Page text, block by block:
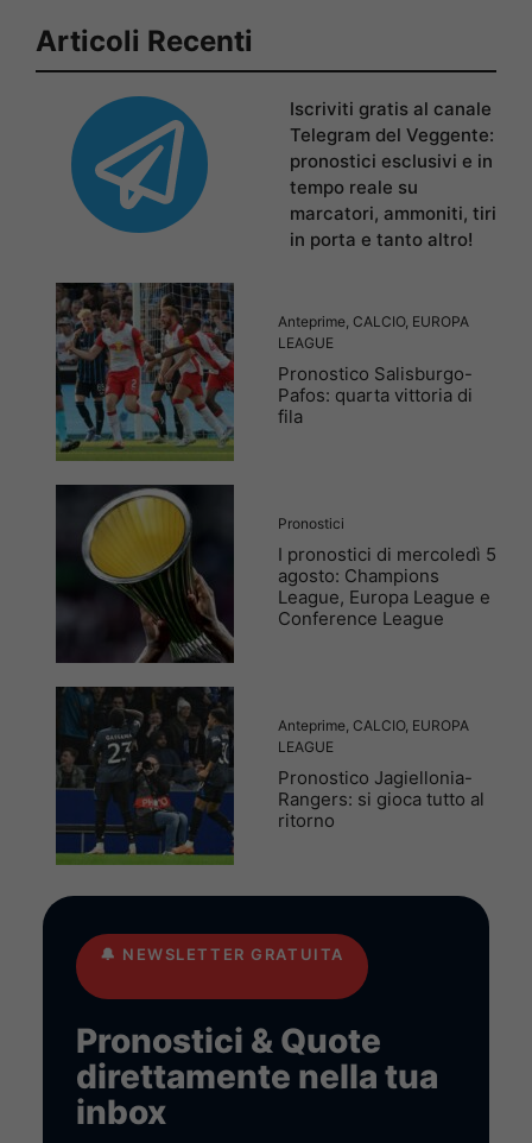
Articoli Recenti
Iscriviti gratis al canale
Telegram del Veggente:
pronostici esclusivi e in
tempo reale su
marcatori, ammoniti, tiri
in porta e tanto altro!
Anteprime CALCIO, EUROPA
LEAGUE
Pronostico Salisburgo-
Pafos: quarta vittoria di
fila
Pronostici
I pronostici di mercoledì 5
agosto: Champions
League, Europa League e
Conference League
Anteprime CALCIO, EUROPA
LEAGUE
Pronostico Jagiellonia-
Rangers: si gioca tutto al
ritorno
🔔 NEWSLETTER GRATUITA
Pronostici & Quote
direttamente nella tua
inbox